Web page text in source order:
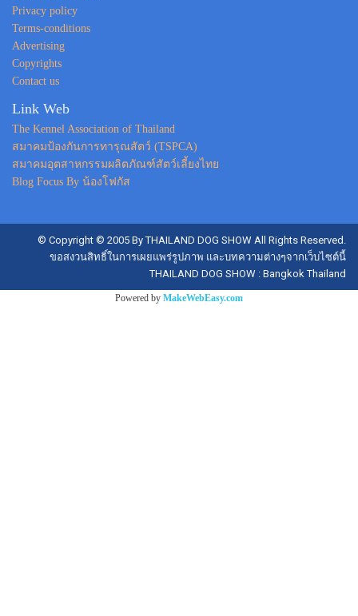
Privacy policy
Terms-conditions
Advertising
Copyrights
Contact us
Link Web
The Kennel Association of Thailand
สมาคมป้องกันการทารุณสัตว์ (TSPCA)
สมาคมอุตสาหกรรมผลิตภัณฑ์สัตว์เลี้ยงไทย
Blog Focus By น้องโฟกัส
© Copyright © 2005 By THAILAND DOG SHOW All Rights Reserved.
ขอสงวนสิทธิ์ในการเผยแพร่รูปภาพ และบทความต่างๆจากเว็บไซต์นี้
THAILAND DOG SHOW : Bangkok Thailand
Powered by MakeWebEasy.com